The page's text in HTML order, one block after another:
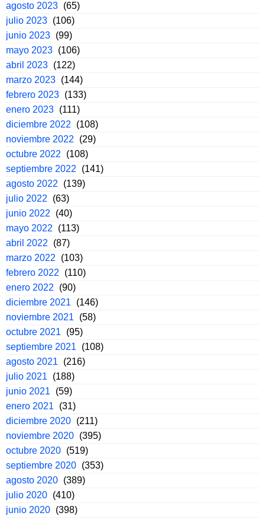
agosto 2023 (65)
julio 2023 (106)
junio 2023 (99)
mayo 2023 (106)
abril 2023 (122)
marzo 2023 (144)
febrero 2023 (133)
enero 2023 (111)
diciembre 2022
(108)
noviembre 2022
(29)
octubre 2022
(108)
septiembre 2022
(141)
agosto 2022
(139)
julio 2022
(63)
junio 2022
(40)
mayo 2022
(113)
abril 2022
(87)
marzo 2022
(103)
febrero 2022
(110)
enero 2022
(90)
diciembre 2021
(146)
noviembre 2021
(58)
octubre 2021
(95)
septiembre 2021
(108)
agosto 2021
(216)
julio 2021
(188)
junio 2021
(59)
enero 2021
(31)
diciembre 2020 (211)
noviembre 2020 (395)
octubre 2020 (519)
septiembre 2020 (353)
agosto 2020 (389)
julio 2020 (410)
junio 2020 (398)